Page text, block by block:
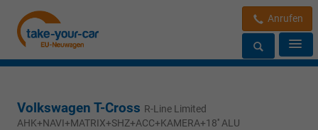
Anrufen
Volkswagen T-Cross R-Line Limited
AHK+NAVI+MATRIX+SHZ+ACC+KAMERA+18'' ALU